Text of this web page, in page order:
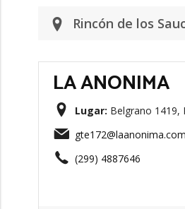
Rincón de los
LA ANONIMA
Lugar: Belgrano 1419,
(299) 4887646